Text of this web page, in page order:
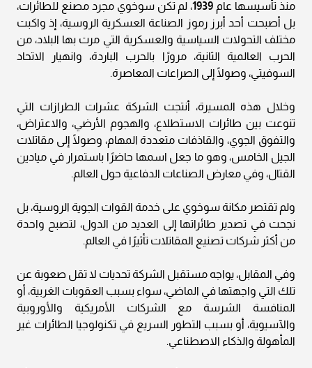
منذ تأسيسها عام 1939، لم تكن سوخوي مجرد مصنع للطائرات،
بل أصبحت أحد أبرز رموز الصناعة العسكرية الروسية، إذ واكبت
مختلف التحولات السياسية والعسكرية التي مرت بها البلاد، من
الحرب العالمية الثانية، مرورًا بالحرب الباردة، وانهيار الاتحاد
السوفيتي، وصولًا إلى الصراعات المعاصرة.
وخلال هذه المسيرة، أنتجت الشركة عشرات الطرازات التي
تنوعت بين طائرات الاستطلاع، والهجوم الأرضي، والاعتراض،
والتفوق الجوي، والقاذفات متعددة المهام، وصولًا إلى مقاتلات
الجيل الخامس، وهو ما جعل اسمها حاضرًا باستمرار في ميادين
القتال، وفي معارض الصناعات الدفاعية حول العالم.
ولم تقتصر مكانة سوخوي على خدمة القوات الجوية الروسية، بل
نجحت في تصدير طائراتها إلى العديد من الدول، لتصبح واحدة
من أكثر شركات تصنيع المقاتلات تأثيرًا في العالم.
وفي المقابل، يواجه مستقبل الشركة تحديات لا تقل صعوبة عن
تلك التي واجهتها في الماضي، سواء بسبب العقوبات الغربية، أو
المنافسة الشرسة مع الشركات الأمريكية والأوروبية
والآسيوية، أو بسبب التطور السريع في تكنولوجيا الطائرات غير
المأهولة والذكاء الاصطناعي.